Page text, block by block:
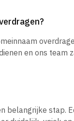
en ons team
belangrijke stap.